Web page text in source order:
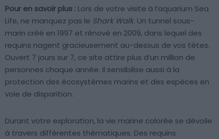
Pour en savoir plus : Lors de votre visite à l’aquarium Sea
Life, ne manquez pas le Shark Walk. Un tunnel sous-
marin créé en 1997 et rénové en 2009, dans lequel des
requins nagent gracieusement au-dessus de vos têtes.
Ouvert 7 jours sur 7, ce site attire plus d’un million de
personnes chaque année. Il sensibilise aussi à la
protection des écosystèmes marins et des espèces en
voie de disparition.
Durant votre exploration, la vie marine colorée se dévoile
à travers différentes thématiques. Des requins